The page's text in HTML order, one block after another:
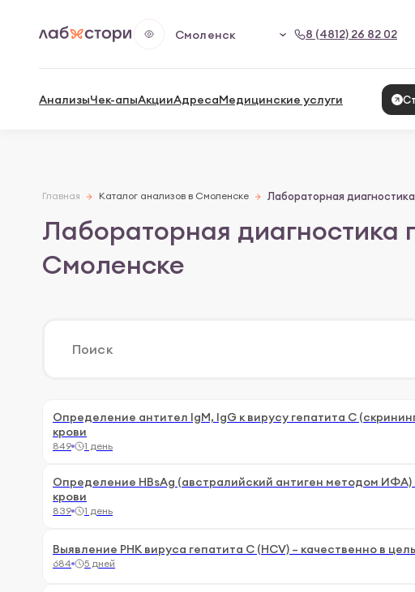
Смоленск 8 (4812) 26 82 02
АнализыЧек-апыАкцииАдресаМедицинские услуги
Главная Каталог анализов в Смоленске Лабораторная диагностика
Лабораторная диагностика
Смоленске
Определение антител IgM, IgG к вирусу гепатита С
крови
849 1 день
Определение HBsAg (австралийский антиген методом ИФА)
крови
839 1 день
Выявление РНК вируса гепатита С (HCV) – качественно в
684 5 дней